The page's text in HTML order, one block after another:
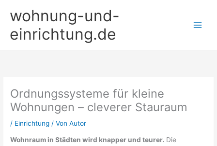
Inhaltwohnung-und-
einrichtung.de
Ordnungssysteme für kleine
Wohnungen – cleverer Stauraum
/ Einrichtung / VonAutor
Wohnraum in Städten wird knapper und teurer. Die